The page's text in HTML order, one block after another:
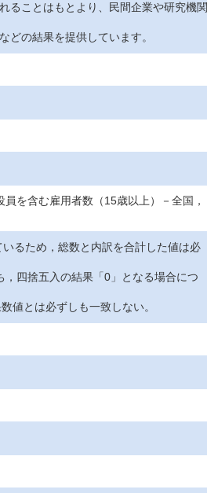
ることはもとより、民間企業や研究機関
の結果を提供しています。
を含む雇用者数（15歳以上）－全国，
るため，総数と内訳を合計した値は必
四捨五入の結果「0」となる場合につ
値とは必ずしも一致しない。